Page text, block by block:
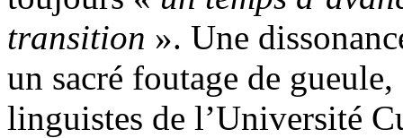
transition ». Une
un sacré foutage de
linguistes de l’Université